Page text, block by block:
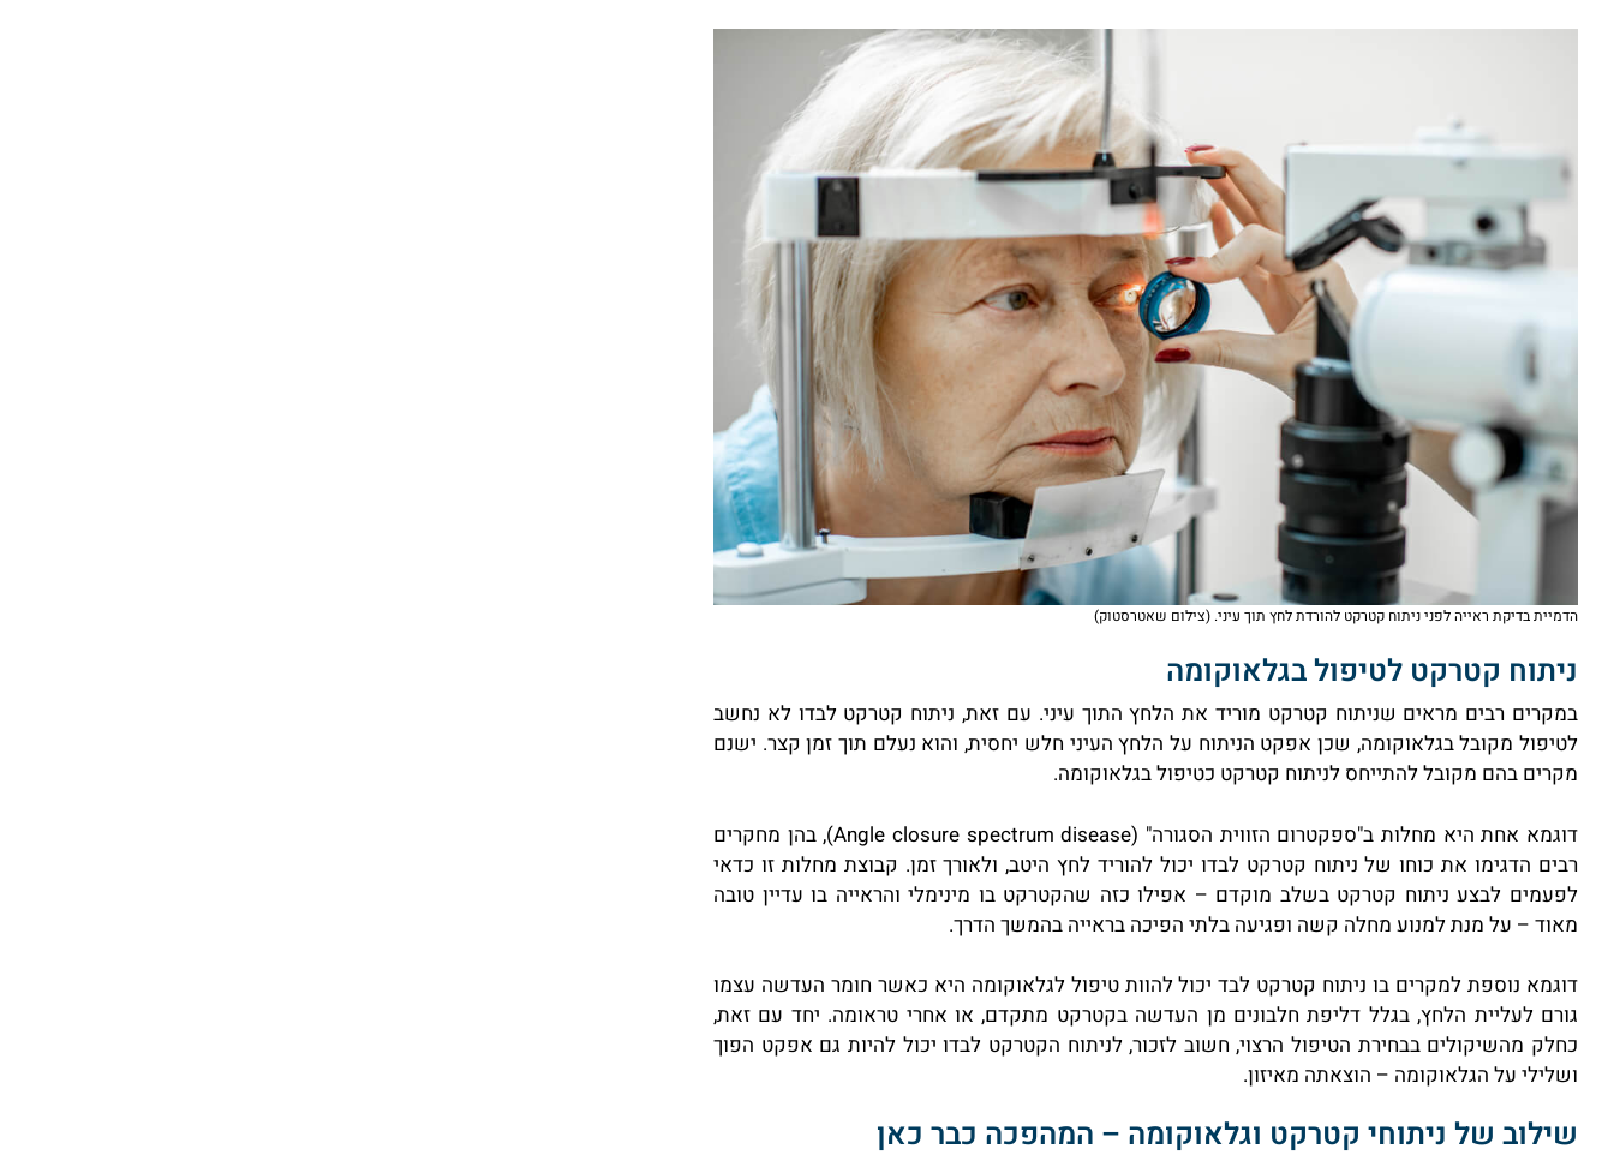
הדמיית בדיקת ראייה לפני ניתוח קטרקט להורדת לחץ תוך עיני. (צילום שאטרסטוק)
ניתוח קטרקט לטיפול בגלאוקומה
במקרים רבים מראים שניתוח קטרקט מוריד את הלחץ התוך עיני. עם זאת, ניתוח קטרקט לבדו לא נחשב
לטיפול מקובל בגלאוקומה, שכן אפקט הניתוח על הלחץ העיני חלש יחסית, והוא נעלם תוך זמן קצר. ישנם
מקרים בהם מקובל להתייחס לניתוח קטרקט כטיפול בגלאוקומה.
דוגמא אחת היא מחלות ב"ספקטרום הזווית הסגורה" (Angle closure spectrum disease), בהן מחקרים
רבים הדגימו את כוחו של ניתוח קטרקט לבדו יכול להוריד לחץ היטב, ולאורך זמן. קבוצת מחלות זו כדאי
לפעמים לבצע ניתוח קטרקט בשלב מוקדם – אפילו כזה שהקטרקט בו מינימלי והראייה בו עדיין טובה
מאוד – על מנת למנוע מחלה קשה ופגיעה בלתי הפיכה בראייה בהמשך הדרך.
דוגמא נוספת למקרים בו ניתוח קטרקט לבד יכול להוות טיפול לגלאוקומה היא כאשר חומר העדשה עצמו
גורם לעליית הלחץ, בגלל דליפת חלבונים מן העדשה בקטרקט מתקדם, או אחרי טראומה. יחד עם זאת,
כחלק מהשיקולים בבחירת הטיפול הרצוי, חשוב לזכור, לניתוח הקטרקט לבדו יכול להיות גם אפקט הפוך
ושלילי על הגלאוקומה – הוצאתה מאיזון.
שילוב של ניתוחי קטרקט וגלאוקומה – המהפכה כבר כאן